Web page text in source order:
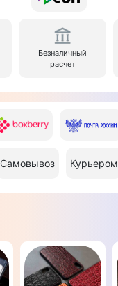
Безналичный
расчет
Самовывоз Курьером